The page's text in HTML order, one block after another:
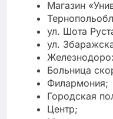
Магазин
ул. Шота
ул.
Больница
Филармония;
Городская
Центр;